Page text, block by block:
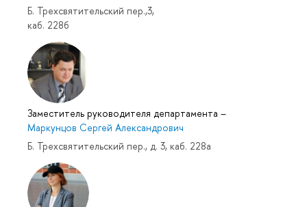
Б. Трехсвятительский пер.,3,
каб. 228б
Заместитель руководителя департамента –
Маркунцов Сергей Александрович
Б. Трехсвятительский пер., д. 3, каб. 228а